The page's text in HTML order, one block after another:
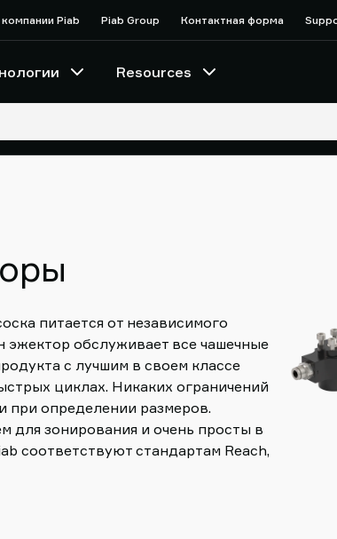
Piab Piab Group Контактная форма
Resources
питается от независимого
эжектор обслуживает все чашечные
с лучшим в своем классе
циклах. Никаких ограничений
при определении размеров.
для зонирования и очень просты в
соответствуют стандартам Reach,